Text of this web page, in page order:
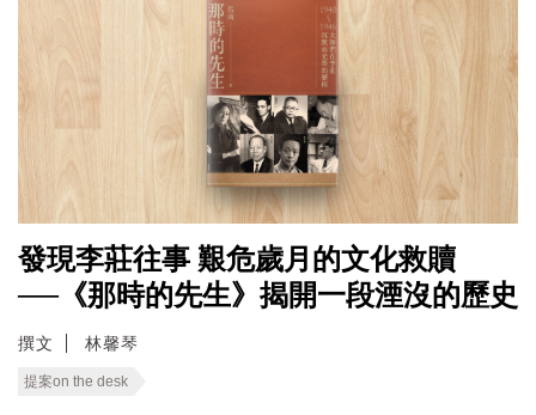
發現李莊往事 艱危歲月的文化救贖
──《那時的先生》揭開一段湮沒的歷史
撰文 林馨琴
提案on the desk